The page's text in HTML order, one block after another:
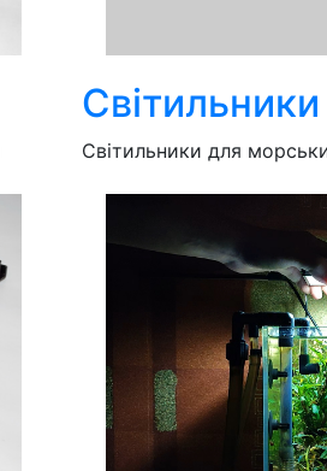
Світильники для